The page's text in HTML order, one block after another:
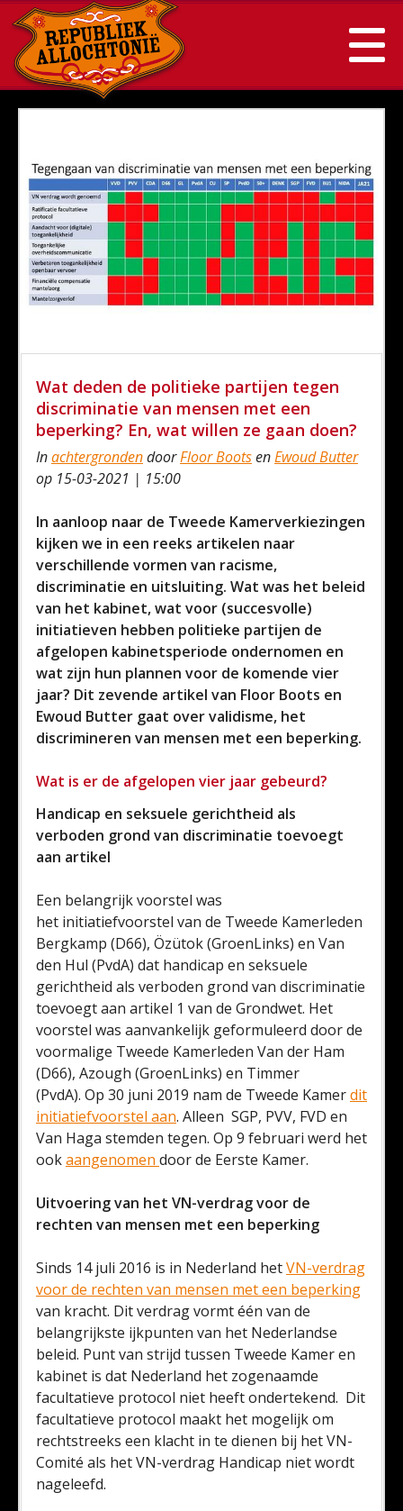
Wat deden de politieke partijen tegen
discriminatie van mensen met een
beperking? En, wat willen ze gaan doen?
InachtergrondendoorFloor BootsenEwoud Butter
op 15-03-2021 | 15:00
In aanloop naar de Tweede Kamerverkiezingen
kijken we in een reeks artikelen naar
verschillende vormen van racisme,
discriminatie en uitsluiting. Wat was het beleid
van het kabinet, wat voor (succesvolle)
initiatieven hebben politieke partijen de
afgelopen kabinetsperiode ondernomen en
wat zijn hun plannen voor de komende vier
jaar? Dit zevende artikel van Floor Boots en
Ewoud Butter gaat over validisme, het
discrimineren van mensen met een beperking.
Wat is er de afgelopen vier jaar gebeurd?
Handicap en seksuele gerichtheid als
verboden grond van discriminatie toevoegt
aan artikel
Een belangrijk voorstel was
het initiatiefvoorstel van de Tweede Kamerleden
Bergkamp (D66), Özütok (GroenLinks) en Van
den Hul (PvdA) dat handicap en seksuele
gerichtheid als verboden grond van discriminatie
toevoegt aan artikel 1 van de Grondwet. Het
voorstel was aanvankelijk geformuleerd door de
voormalige Tweede Kamerleden Van der Ham
(D66), Azough (GroenLinks) en Timmer
(PvdA). Op 30 juni 2019 nam de Tweede Kamerdit
initiatiefvoorstel aan. Alleen SGP, PVV, FVD en
Van Haga stemden tegen. Op 9 februari werd het
ookaangenomen door de Eerste Kamer.
Uitvoering van het VN-verdrag voor de
rechten van mensen met een beperking
Sinds 14 juli 2016 is in Nederland hetVN-verdrag
voor de rechten van mensen met een beperking
van kracht. Dit verdrag vormt één van de
belangrijkste ijkpunten van het Nederlandse
beleid. Punt van strijd tussen Tweede Kamer en
kabinet is dat Nederland het zogenaamde
facultatieve protocol niet heeft ondertekend. Dit
facultatieve protocol maakt het mogelijk om
rechtstreeks een klacht in te dienen bij het VN-
Comité als het VN-verdrag Handicap niet wordt
nageleefd.